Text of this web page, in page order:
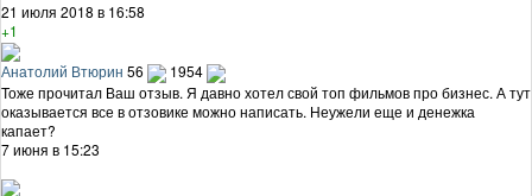
21 июля 2018 в 16:58
+1
Анатолий Втюрин 56
1954
Тоже прочитал Ваш отзыв. Я давно хотел свой топ фильмов про бизнес. А тут
оказывается все в отзовике можно написать. Неужели еще и денежка
капает?
7 июня в 15:23